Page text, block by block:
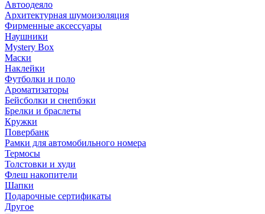
Автоодеяло
Архитектурная шумоизоляция
Фирменные аксессуары
Наушники
Mystery Box
Маски
Наклейки
Футболки и поло
Ароматизаторы
Бейсболки и снепбэки
Брелки и браслеты
Кружки
Повербанк
Рамки для автомобильного номера
Термосы
Толстовки и худи
Флеш накопители
Шапки
Подарочные сертификаты
Другое